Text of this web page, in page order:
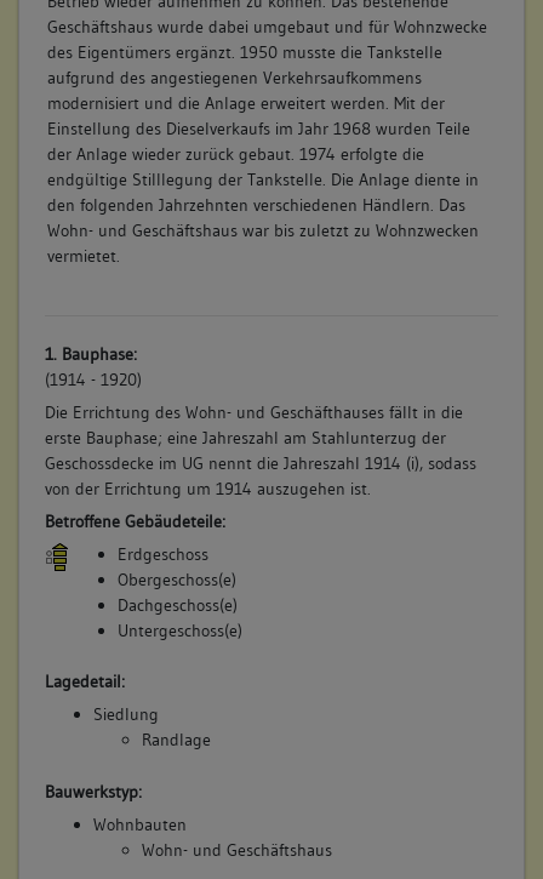
Geschäftshaus wurde dabei umgebaut und für Wohnzwecke
des Eigentümers ergänzt. 1950 musste die Tankstelle
aufgrund des angestiegenen Verkehrsaufkommens
modernisiert und die Anlage erweitert werden. Mit der
Einstellung des Dieselverkaufs im Jahr 1968 wurden Teile
der Anlage wieder zurück gebaut. 1974 erfolgte die
endgültige Stilllegung der Tankstelle. Die Anlage diente in
den folgenden Jahrzehnten verschiedenen Händlern. Das
Wohn- und Geschäftshaus war bis zuletzt zu Wohnzwecken
vermietet.
1. Bauphase:
(1914 - 1920)
Die Errichtung des Wohn- und Geschäfthauses fällt in die
erste Bauphase; eine Jahreszahl am Stahlunterzug der
Geschossdecke im UG nennt die Jahreszahl 1914 (i), sodass
von der Errichtung um 1914 auszugehen ist.
Betroffene Gebäudeteile:
Erdgeschoss
Obergeschoss(e)
Dachgeschoss(e)
Untergeschoss(e)
Lagedetail:
Siedlung
Randlage
Bauwerkstyp:
Wohnbauten
Wohn- und Geschäftshaus